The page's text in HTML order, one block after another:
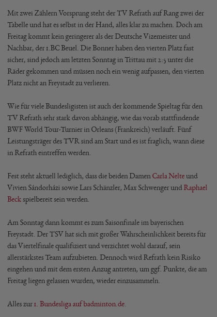
Mit zwei Zählern Vorsprung steht der TV Refrath auf Rang zwei der
Tabelle und hat es selbst in der Hand, alles klar zu machen. Doch am
Freitag kommt kein geringerer als der Deutsche Vizemeister und
Nachbar, der 1.BC Beuel. Die Bonner haben den vierten Platz fast
sicher, sind jedoch am letzten Sonntag in Trittau mit 2:5 unter die
Räder gekommen und müssen noch ein wenig aufpassen, den vierten
Platz nicht an Freystadt zu verlieren.
Wie für viele Bundesligisten ist auch der kommende Spieltag für den
TV Refrath sehr stark davon abhängig, wie das vorab stattfindende
BWF World Tour-Turnier in Orleans (Frankreich) verläuft. Fünf
Leistungsträger des TVR sind am Start und es ist fraglich, wann diese
in Refrath eintreffen werden.
Fest steht aktuell lediglich, dass die beiden Damen Carla Nelteund
Vivien Sándorházi sowie Lars Schänzler, Max Schwenger und Raphael
Beck spielbereit sein werden.
Am Sonntag dann kommt es zum Saisonfinale im bayerischen
Freystadt. Der TSV hat sich mit großer Wahrscheinlichkeit bereits für
das Viertelfinale qualifiziert und verzichtet wohl darauf, sein
allerstärkstes Team aufzubieten. Dennoch wird Refrath kein Risiko
eingehen und mit dem ersten Anzug antreten, um ggf. Punkte, die am
Freitag liegen gelassen wurden, wieder einzusammeln.
Alles zur1. Bundesliga auf badminton.de